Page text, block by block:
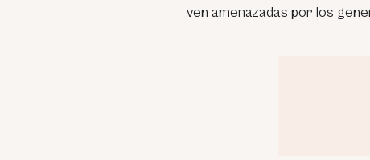
ven amenazadas por los